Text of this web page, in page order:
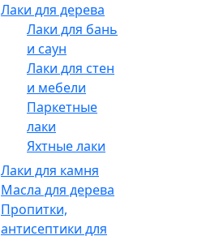
Лаки для дерева
Лаки для бань
и саун
Лаки для стен
и мебели
Паркетные
лаки
Яхтные лаки
Лаки для камня
Масла для дерева
Пропитки,
антисептики для